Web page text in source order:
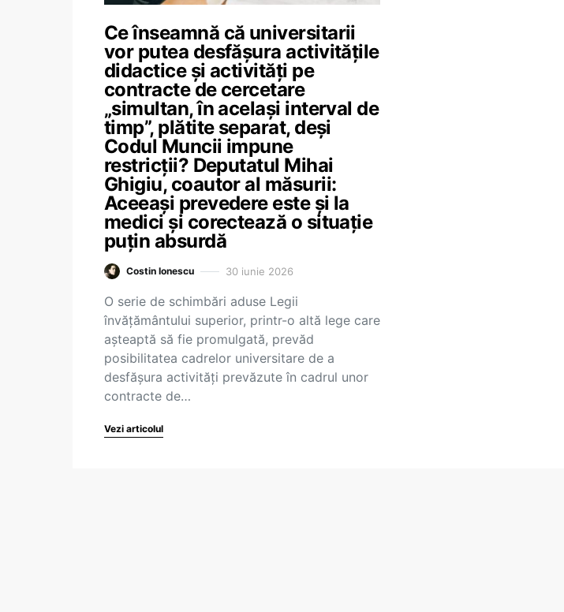
Ce înseamnă că universitarii
vor putea desfășura activitățile
didactice și activități pe
contracte de cercetare
„simultan, în același interval de
timp”, plătite separat, deși
Codul Muncii impune
restricții? Deputatul Mihai
Ghigiu, coautor al măsurii:
Aceeași prevedere este și la
medici și corectează o situație
puțin absurdă
Costin Ionescu 30 iunie 2026
O serie de schimbări aduse Legii
învățământului superior, printr-o altă lege care
așteaptă să fie promulgată, prevăd
posibilitatea cadrelor universitare de a
desfășura activități prevăzute în cadrul unor
contracte de…
Vezi articolul